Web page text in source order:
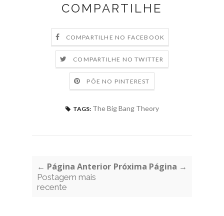
COMPARTILHE
COMPARTILHE NO FACEBOOK
COMPARTILHE NO TWITTER
PÕE NO PINTEREST
TAGS: The Big Bang Theory
← Página Anterior
Postagem mais
recente
Próxima Página →